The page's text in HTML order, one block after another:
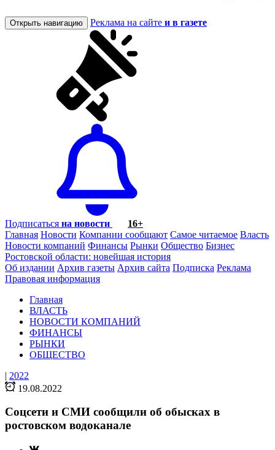
Открыть навигацию Реклама на сайте и в газете
Подписаться на новости
16+
Главная Новости Компании сообщают Самое читаемое Власть
Новости компаний Финансы Рынки Общество Бизнес
Ростовской области: новейшая история
Об издании Архив газеты Архив сайта Подписка Реклама
Правовая информация
Главная
ВЛАСТЬ
НОВОСТИ КОМПАНИЙ
ФИНАНСЫ
РЫНКИ
ОБЩЕСТВО
| 2022
19.08.2022
Соцсети и СМИ сообщили об обысках в
ростовском водоканале